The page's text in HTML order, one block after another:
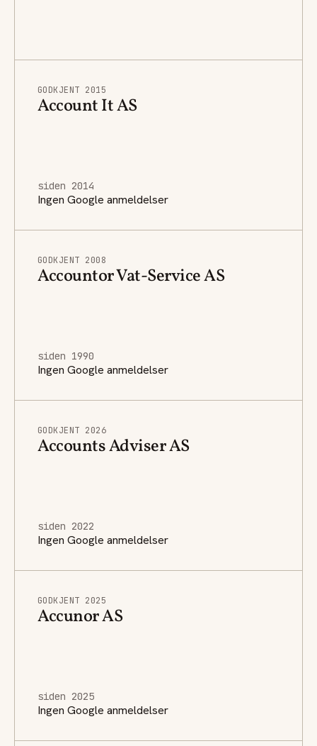
GODKJENT 2015
Account It AS
siden 2014
Ingen Google anmeldelser
GODKJENT 2008
Accountor Vat-Service AS
siden 1990
Ingen Google anmeldelser
GODKJENT 2026
Accounts Adviser AS
siden 2022
Ingen Google anmeldelser
GODKJENT 2025
Accunor AS
siden 2025
Ingen Google anmeldelser